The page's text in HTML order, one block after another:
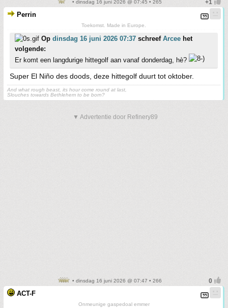
• dinsdag 16 juni 2026 @ 07:45 • 265
Perrin
Toekomst. Made in Europe.
Op dinsdag 16 juni 2026 07:37 schreef Arcee het
volgende:
Er komt een langdurige hittegolf aan vanaf donderdag, hè?
Super El Niño des doods, deze hittegolf duurt tot oktober.
And what rough beast, its hour come round at last,
Slouches towards Bethlehem to be born?
▼ Advertentie door Refinery89
• dinsdag 16 juni 2026 @ 07:47 • 266
ACT-F
Onmeunige gaspedoal emmer